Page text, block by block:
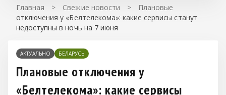
Главная > Свежие новости >
Плановые
отключения у «Белтелекома»: какие сервисы станут
недоступны в ночь на 7 июня
АКТУАЛЬНО БЕЛАРУСЬ
Плановые отключения у
«Белтелекома»: какие сервисы